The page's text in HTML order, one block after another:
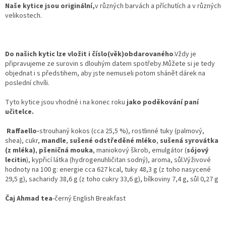
Naše kytice jsou originální,v různých barvách a příchutích a v různých
velikostech.
Do našich kytic lze vložit i číslo(věk)obdarovaného.Vždy je
připravujeme ze surovin s dlouhým datem spotřeby.Můžete si je tedy
objednat i s předstihem, aby jste nemuseli potom shánět dárek na
poslední chvíli.
Tyto kytice jsou vhodné i na konec roku jako poděkování paní
učitelce.
Raffaello-strouhaný kokos (cca 25,5 %), rostlinné tuky (palmový,
shea), cukr, mandle, sušené odstředěné mléko, sušená syrovátka
(z mléka), pšeničná mouka, maniokový škrob, emulgátor (sójový
lecitin), kypřicí látka (hydrogenuhličitan sodný), aroma, sůl.Výživové
hodnoty na 100 g: energie cca 627 kcal, tuky 48,3 g (z toho nasycené
29,5 g), sacharidy 38,6 g (z toho cukry 33,6 g), bílkoviny 7,4 g, sůl 0,27 g
Čaj Ahmad tea-černý English Breakfast